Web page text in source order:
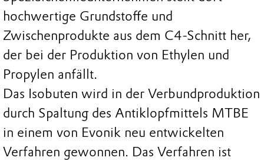
hochwertige Grundstoffe und
Zwischenprodukte aus dem C4-Schnitt her,
der bei der Produktion von Ethylen und
Propylen anfällt.
Das Isobuten wird in der Verbundproduktion
durch Spaltung des Antiklopfmittels MTBE
in einem von Evonik neu entwickelten
Verfahren gewonnen. Das Verfahren ist